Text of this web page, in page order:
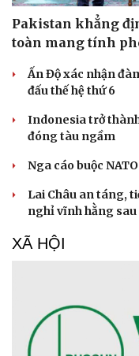
Sức khỏe
Dinh dưỡng - món ngon
Sản phụ khoa
Nhi khoa
Làm đẹp - giảm cân
Ăn sạch sống khỏe
Pakistan khẳng
toàn mang tính
Ấn Độ xác nhận
đấu thế hệ thứ 6
Indonesia trở
đóng tàu ngầm
Nga cáo buộc
Lai Châu an táng,
nghỉ vĩnh hằng sau
XÃ HỘI